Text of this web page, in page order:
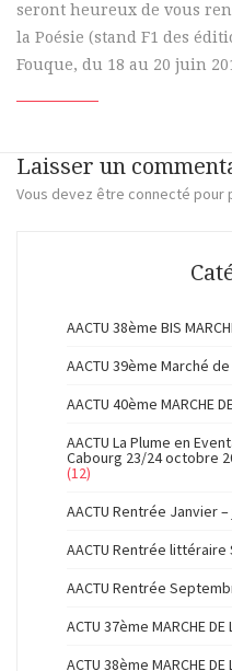
seront heureux de vous
la Poésie (stand F1 des
Fouque, du 18 au 20 juin
Laisser un
Vous devez être connecté pour
AACTU 38ème BIS
AACTU 39ème Marché
AACTU 40ème MARCHE
AACTU La Plume en
Cabourg 23/24 octobre
(12)
AACTU Rentrée Janvier –
AACTU Rentrée
AACTU Rentrée
ACTU 37ème MARCHE DE
ACTU 38ème MARCHE DE